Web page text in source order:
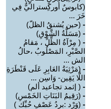
(كابوسٌ أُوركِستراليٌّ فِي
خَرَ ...
- (حين يُشنقُ الظلّ)
- (مَسَلَّةُ الشَّوْقِ)
- ( مِرْآةُ الظِّلِّ ، مَقامُ
الصَّبْرِ، المَصْلُوبُ ،حالُ
الش ...
- (مَرْثِيَةُ العَابِرِ عَلَى قَنْطَرَةِ
اللَّا يَقِين- وَاسِن ...
- ( إثمد تجاعيد ألم)
- (رَقِيمُ البَنَاتِ الخَمْسِ)
- (وَرْد :بردُ عَصْفِ حُبِّك )